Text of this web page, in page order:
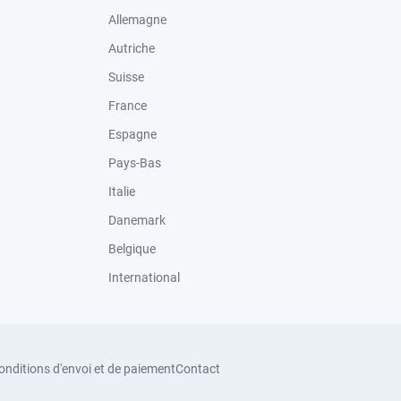
Allemagne
Autriche
Suisse
France
Espagne
Pays-Bas
Italie
Danemark
Belgique
International
d'envoi et de paiementContact